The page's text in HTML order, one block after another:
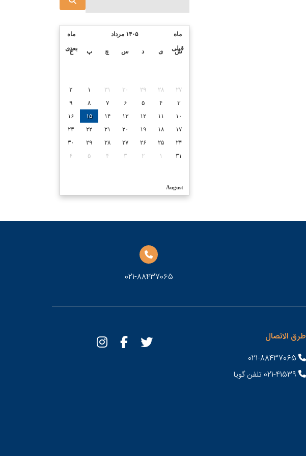
ماه
بعدی
۱۴۰۵ مرداد
ماه
قبلی
ش ی د س چ پ ج
۲۷ ۲۸ ۲۹ ۳۰ ۳۱ ۱
۲
۳
۴ ۵ ۶ ۷ ۸
۹
۱۰
۱۱ ۱۲ ۱۳ ۱۴ ۱۵
۱۶
۱۷
۱۸ ۱۹ ۲۰ ۲۱ ۲۲
۲۳
۲۴
۲۵ ۲۶ ۲۷ ۲۸ ۲۹
۳۰
۳۱
۱ ۲ ۳ ۴ ۵ ۶
August
021-88437065
طرق الاتصال